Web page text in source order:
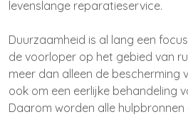
levenslange reparatieservice.
Duurzaamheid is al lang een
de voorloper op het gebied van
meer dan alleen de bescherming
ook om een eerlijke behandeling
Daarom worden alle